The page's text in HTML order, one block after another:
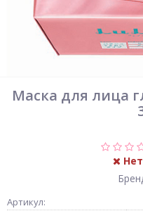
Маска для лица
Артикул: